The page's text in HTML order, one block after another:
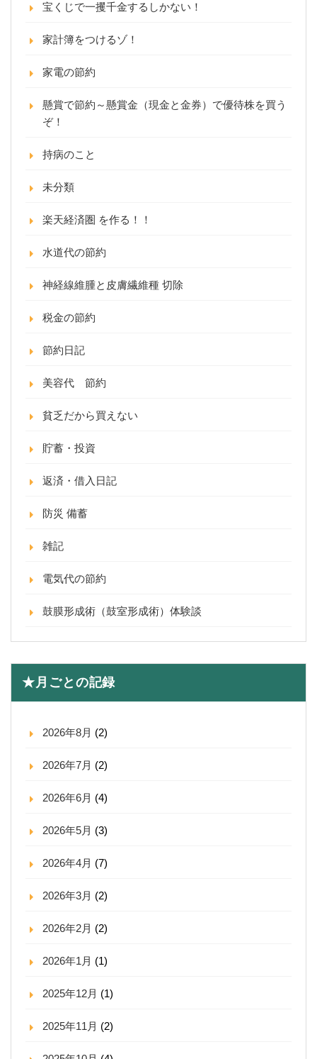
宝くじで一攫千金するしかない！
家計簿をつけるゾ！
家電の節約
懸賞で節約～懸賞金（現金と金券）で優待株を買う
ぞ！
持病のこと
未分類
楽天経済圏 を作る！！
水道代の節約
神経線維腫と皮膚繊維種 切除
税金の節約
節約日記
美容代 節約
貧乏だから買えない
貯蓄・投資
返済・借入日記
防災 備蓄
雑記
電気代の節約
鼓膜形成術（鼓室形成術）体験談
★月ごとの記録
2026年8月 (2)
2026年7月 (2)
2026年6月 (4)
2026年5月 (3)
2026年4月 (7)
2026年3月 (2)
2026年2月 (2)
2026年1月 (1)
2025年12月 (1)
2025年11月 (2)